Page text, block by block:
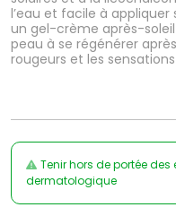
l’eau et facile à
un gel-crème après-
peau à se régénérer
rougeurs et les
Tenir hors de portée
dermatologique